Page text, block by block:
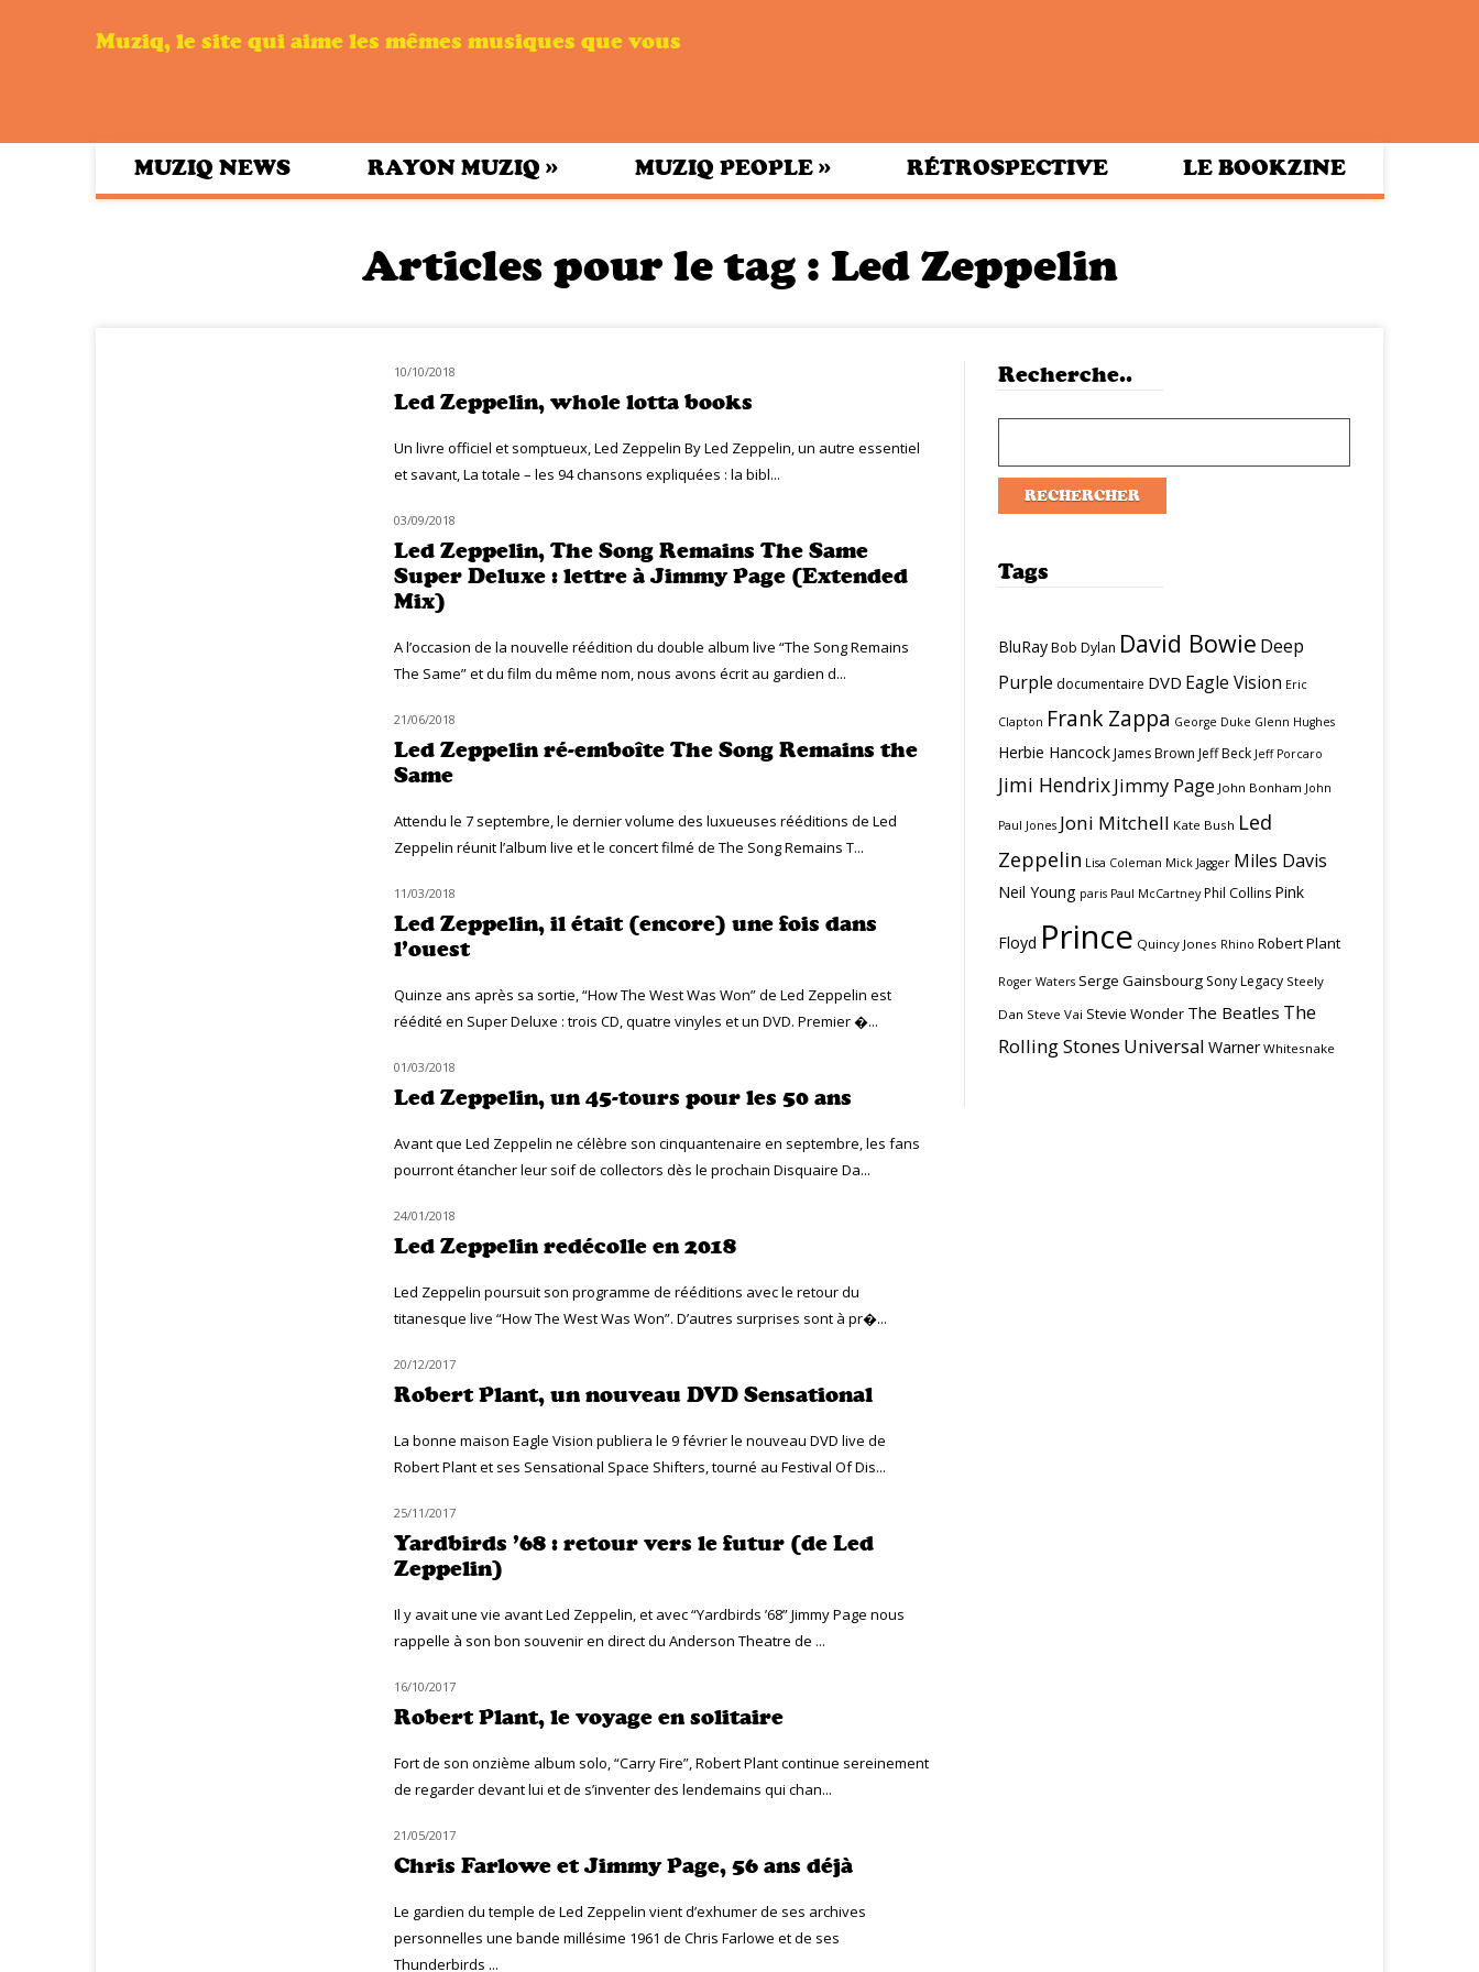
Muziq, le site qui aime les mêmes musiques que vous
MUZIQ NEWS RAYON MUZIQ » MUZIQ PEOPLE » RÉTROSPECTIVE LE BOOKZINE
Articles pour le tag : Led Zeppelin
10/10/2018
Led Zeppelin, whole lotta books
Un livre officiel et somptueux, Led Zeppelin By Led Zeppelin, un autre essentiel
et savant, La totale – les 94 chansons expliquées : la bibl...
03/09/2018
Led Zeppelin, The Song Remains The Same
Super Deluxe : lettre à Jimmy Page (Extended
Mix)
A l’occasion de la nouvelle réédition du double album live “The Song Remains
The Same” et du film du même nom, nous avons écrit au gardien d...
21/06/2018
Led Zeppelin ré-emboîte The Song Remains the
Same
Attendu le 7 septembre, le dernier volume des luxueuses rééditions de Led
Zeppelin réunit l’album live et le concert filmé de The Song Remains T...
11/03/2018
Led Zeppelin, il était (encore) une fois dans
l’ouest
Quinze ans après sa sortie, “How The West Was Won” de Led Zeppelin est
réédité en Super Deluxe : trois CD, quatre vinyles et un DVD. Premier �...
01/03/2018
Led Zeppelin, un 45-tours pour les 50 ans
Avant que Led Zeppelin ne célèbre son cinquantenaire en septembre, les fans
pourront étancher leur soif de collectors dès le prochain Disquaire Da...
24/01/2018
Led Zeppelin redécolle en 2018
Led Zeppelin poursuit son programme de rééditions avec le retour du
titanesque live “How The West Was Won”. D’autres surprises sont à pr�...
20/12/2017
Robert Plant, un nouveau DVD Sensational
La bonne maison Eagle Vision publiera le 9 février le nouveau DVD live de
Robert Plant et ses Sensational Space Shifters, tourné au Festival Of Dis...
25/11/2017
Yardbirds ’68 : retour vers le futur (de Led
Zeppelin)
Il y avait une vie avant Led Zeppelin, et avec “Yardbirds ’68” Jimmy Page nous
rappelle à son bon souvenir en direct du Anderson Theatre de ...
16/10/2017
Robert Plant, le voyage en solitaire
Fort de son onzième album solo, “Carry Fire”, Robert Plant continue sereinement
de regarder devant lui et de s’inventer des lendemains qui chan...
21/05/2017
Chris Farlowe et Jimmy Page, 56 ans déjà
Le gardien du temple de Led Zeppelin vient d’exhumer de ses archives
personnelles une bande millésime 1961 de Chris Farlowe et de ses
Thunderbirds ...
Recherche..
Tags
BluRay Bob Dylan David Bowie Deep
Purple documentaire DVD Eagle Vision Eric
Clapton Frank Zappa George Duke Glenn Hughes
Herbie Hancock James Brown Jeff Beck Jeff Porcaro
Jimi HendrixJimmy Page John Bonham John
Paul Jones Joni Mitchell Kate Bush Led
Zeppelin Lisa Coleman Mick Jagger Miles Davis
Neil Young paris Paul McCartney Phil Collins Pink
Floyd Prince Quincy Jones Rhino Robert Plant
Roger Waters Serge Gainsbourg Sony Legacy Steely
Dan Steve Vai Stevie Wonder The Beatles The
Rolling Stones Universal Warner Whitesnake